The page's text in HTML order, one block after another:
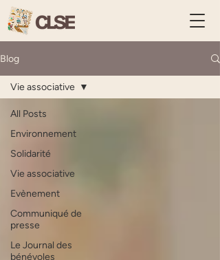
Blog
All Posts
Environnement
Solidarité
Vie associative
Evènement
Communiqué de
presse
Le Journal des
bénévoles
Vie associative